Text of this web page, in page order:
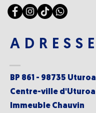
ADRESSE
BP 861 - 98735 Uturoa
Centre-ville d'Uturoa
Immeuble Chauvin